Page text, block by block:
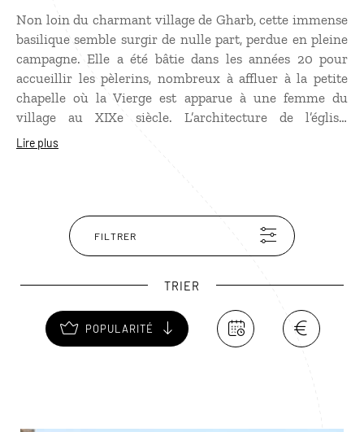
Non loin du charmant village de Gharb, cette immense
basilique semble surgir de nulle part, perdue en pleine
campagne. Elle a été bâtie dans les années 20 pour
accueillir les pèlerins, nombreux à affluer à la petite
chapelle où la Vierge est apparue à une femme du
village au XIXe siècle. L’architecture de l’église,
particulièrement sobre, contraste avec la sacristie
monte le long de la colline. Au sommet, la vue sur l’île
est somptueuse, et à ne pas manquer.
Lire plus
FILTRER
TRIER
POPULARITÉ